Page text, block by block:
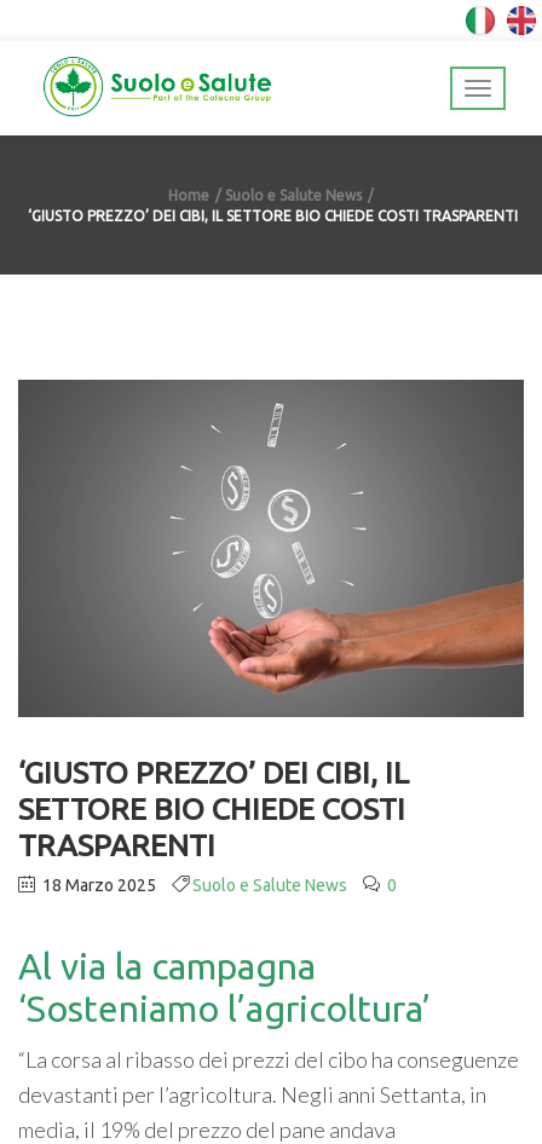
Home
Suolo e Salute News
‘GIUSTO PREZZO’ DEI CIBI, IL SETTORE BIO CHIEDE COSTI TRASPARENTI
‘GIUSTO PREZZO’ DEI CIBI, IL
SETTORE BIO CHIEDE COSTI
TRASPARENTI
18 Marzo 2025 Suolo e Salute News 0
Al via la campagna
‘Sosteniamo l’agricoltura’
“La corsa al ribasso dei prezzi del cibo ha conseguenze
devastanti per l’agricoltura. Negli anni Settanta, in
media, il 19% del prezzo del pane andava